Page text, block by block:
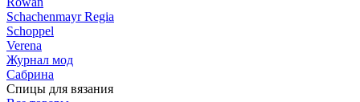
Schachenmayr Regia
Schoppel
Verena
Журнал мод
Сабрина
Спицы для вязания